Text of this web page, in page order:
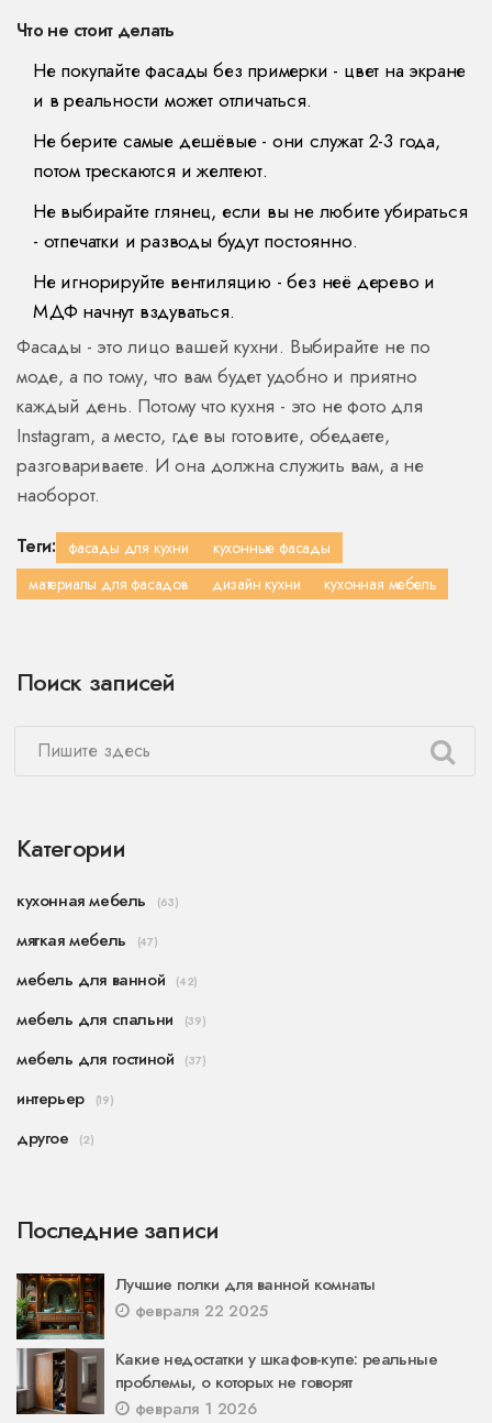
Что не стоит делать
Не покупайте фасады без примерки - цвет на экране
и в реальности может отличаться.
Не берите самые дешёвые - они служат 2-3 года,
потом трескаются и желтеют.
Не выбирайте глянец, если вы не любите убираться
- отпечатки и разводы будут постоянно.
Не игнорируйте вентиляцию - без неё дерево и
МДФ начнут вздуваться.
Фасады - это лицо вашей кухни. Выбирайте не по
моде, а по тому, что вам будет удобно и приятно
каждый день. Потому что кухня - это не фото для
Instagram, а место, где вы готовите, обедаете,
разговариваете. И она должна служить вам, а не
наоборот.
Теги: фасады для кухни
кухонные фасады
материалы для фасадов
дизайн кухни кухонная мебель
Поиск записей
Категории
кухонная мебель (63)
мягкая мебель (47)
мебель для ванной (42)
мебель для спальни (39)
мебель для гостиной (37)
интерьер (19)
другое (2)
Последние записи
Лучшие полки для ванной комнаты
февраля 22 2025
Какие недостатки у шкафов-купе: реальные
проблемы, о которых не говорят
февраля 1 2026